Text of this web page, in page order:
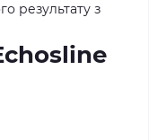
результату з